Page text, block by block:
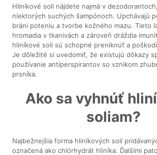
Hliníkové soli nájdete najmä v
niektorých suchých šampónoch. Upchávajú
bráni poteniu a tvorbe kožného mazu. Tieto
hromadia v tkanivách a zároveň dráždia
hliníkové soli sú schopné preniknúť a
Je dôležité si uvedomiť, že existujú dôkazy
používanie antiperspirantov so vznikom
prsníka.
Ako sa vyhnúť
soliam?
Najbežnejšia forma hliníkových solí
označená ako chlórhydrát hliníka. Ďalšími